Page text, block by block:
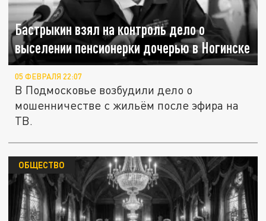
Бастрыкин взял на контроль дело о
выселении пенсионерки дочерью в Ногинске
05 ФЕВРАЛЯ 22:07
В Подмосковье возбудили дело о
мошенничестве с жильём после эфира на
ТВ.
ОБЩЕСТВО